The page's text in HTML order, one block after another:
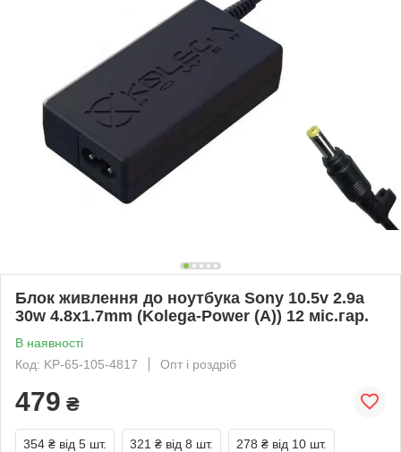
Блок живлення до ноутбука Sony 10.5v 2.9a
30w 4.8x1.7mm (Kolega-Power (A)) 12 міс.гар.
В наявності
Код: KP-65-105-4817
Опт і роздріб
479 ₴
354 ₴ від 5 шт. 321 ₴ від 8 шт. 278 ₴ від 10 шт.